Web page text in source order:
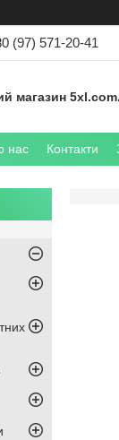
(97) 571-20-41
магазин
нас Контакти